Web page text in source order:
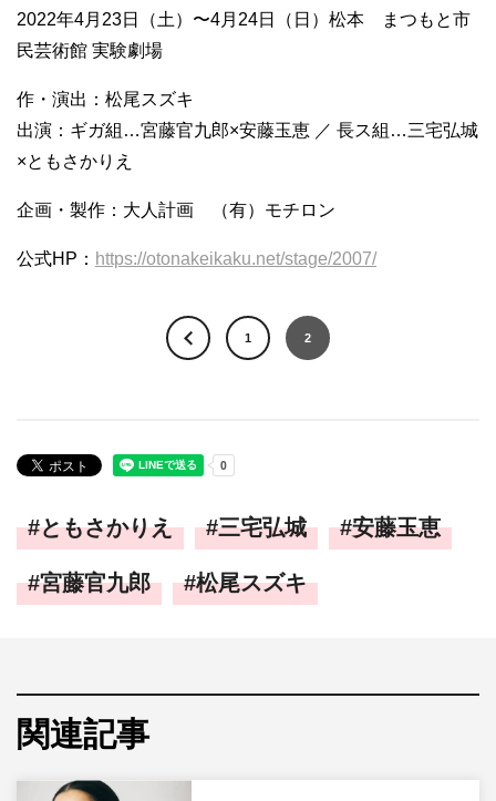
2022年4月23日（土）〜4月24日（日）松本 まつもと市
民芸術館 実験劇場
作・演出：松尾スズキ
出演：ギガ組…宮藤官九郎×安藤玉恵 ／ 長ス組…三宅弘城
×ともさかりえ
企画・製作：大人計画 （有）モチロン
公式HP： https://otonakeikaku.net/stage/2007/
1 2
ともさかりえ 三宅弘城 安藤玉恵
宮藤官九郎 松尾スズキ
関連記事